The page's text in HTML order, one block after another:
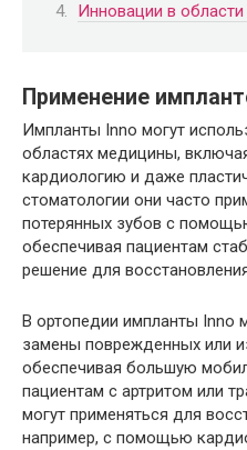
Инновации в
Применение
Импланты Inno могут
областях медицины,
кардиологию и даже
стоматологии они часто
потерянных зубов с
обеспечивая пациентам
решение для
В ортопедии импланты Inno
замены поврежденных или
обеспечивая большую
пациентам с артритом или
могут применяться для
например, с помощью